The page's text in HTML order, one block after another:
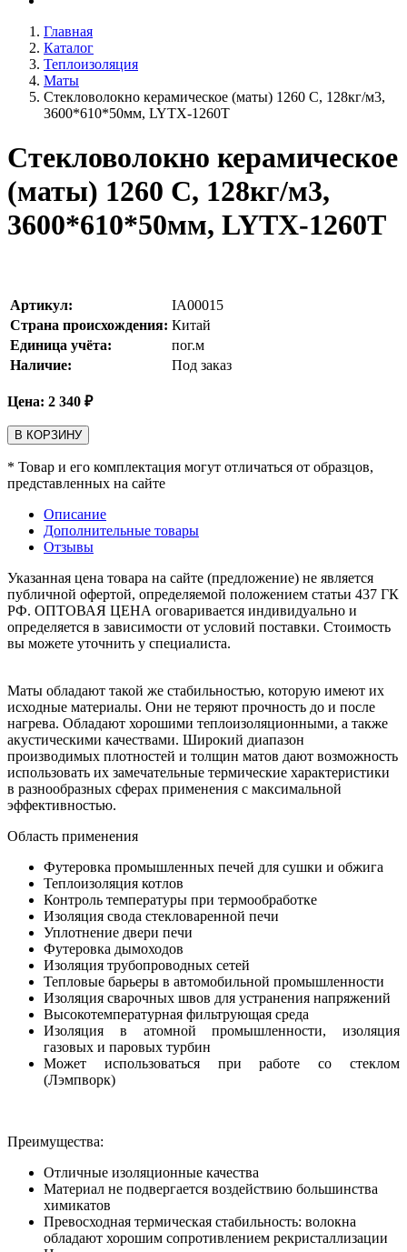
Главная
Каталог
Теплоизоляция
Маты
Стекловолокно керамическое (маты) 1260 С, 128кг/м3,
3600*610*50мм, LYTX-1260T
Стекловолокно керамическое
(маты) 1260 С, 128кг/м3,
3600*610*50мм, LYTX-1260T
Артикул:
IA00015
Страна происхождения: Китай
Единица учёта:
пог.м
Наличие:
Под заказ
Цена: 2 340 ₽
В КОРЗИНУ
* Товар и его комплектация могут отличаться от образцов,
представленных на сайте
Описание
Дополнительные товары
Отзывы
Указанная цена товара на сайте (предложение) не является
публичной офертой, определяемой положением статьи 437 ГК
РФ. ОПТОВАЯ ЦЕНА оговаривается индивидуально и
определяется в зависимости от условий поставки. Стоимость
вы можете уточнить у специалиста.
Маты обладают такой же стабильностью, которую имеют их
исходные материалы. Они не теряют прочность до и после
нагрева. Обладают хорошими теплоизоляционными, а также
акустическими качествами. Широкий диапазон
производимых плотностей и толщин матов дают возможность
использовать их замечательные термические характеристики
в разнообразных сферах применения с максимальной
эффективностью.
Область применения
Футеровка промышленных печей для сушки и обжига
Теплоизоляция котлов
Контроль температуры при термообработке
Изоляция свода стекловаренной печи
Уплотнение двери печи
Футеровка дымоходов
Изоляция трубопроводных сетей
Тепловые барьеры в автомобильной промышленности
Изоляция сварочных швов для устранения напряжений
Высокотемпературная фильтрующая среда
Изоляция в атомной промышленности, изоляция
газовых и паровых турбин
Может использоваться при работе со стеклом
(Лэмпворк)
Преимущества:
Отличные изоляционные качества
Материал не подвергается воздействию большинства
химикатов
Превосходная термическая стабильность: волокна
обладают хорошим сопротивлением рекристаллизации